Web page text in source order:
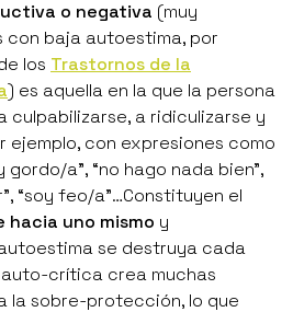
o negativa (muy
con baja autoestima, por
los Trastornos de la
) es aquella en la que la persona
culpabilizarse, a ridiculizarse y
ejemplo, con expresiones como
gordo/a”, “no hago nada bien”,
, “soy feo/a”…Constituyen el
hacia uno mismo y
se destruya cada
crítica crea muchas
la sobre-protección, lo que